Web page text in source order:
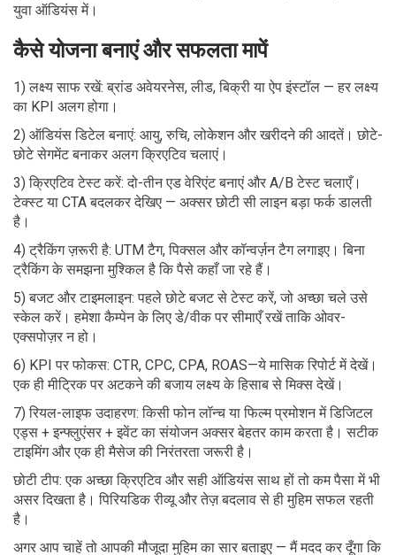
युवा ऑडियंस में।
कैसे योजना बनाएं और सफलता मापें
1) लक्ष्य साफ रखें: ब्रांड अवेयरनेस, लीड, बिक्री या ऐप इंस्टॉल — हर लक्ष्य
का KPI अलग होगा।
2) ऑडियंस डिटेल बनाएं: आयु, रुचि, लोकेशन और खरीदने की आदतें। छोटे-
छोटे सेगमेंट बनाकर अलग क्रिएटिव चलाएं।
3) क्रिएटिव टेस्ट करें: दो-तीन एड वेरिएंट बनाएं और A/B टेस्ट चलाएँ।
टेक्स्ट या CTA बदलकर देखिए — अक्सर छोटी सी लाइन बड़ा फर्क डालती
है।
4) ट्रैकिंग ज़रूरी है: UTM टैग, पिक्सल और कॉन्वर्ज़न टैग लगाइए। बिना
ट्रैकिंग के समझना मुश्किल है कि पैसे कहाँ जा रहे हैं।
5) बजट और टाइमलाइन: पहले छोटे बजट से टेस्ट करें, जो अच्छा चले उसे
स्केल करें। हमेशा कैम्पेन के लिए डे/वीक पर सीमाएँ रखें ताकि ओवर-
एक्सपोज़र न हो।
6) KPI पर फोकस: CTR, CPC, CPA, ROAS—ये मासिक रिपोर्ट में देखें।
एक ही मीट्रिक पर अटकने की बजाय लक्ष्य के हिसाब से मिक्स देखें।
7) रियल-लाइफ उदाहरण: किसी फोन लॉन्च या फिल्म प्रमोशन में डिजिटल
एड्स + इन्फ्लुएंसर + इवेंट का संयोजन अक्सर बेहतर काम करता है। सटीक
टाइमिंग और एक ही मैसेज की निरंतरता जरूरी है।
छोटी टीप: एक अच्छा क्रिएटिव और सही ऑडियंस साथ हों तो कम पैसा में भी
असर दिखता है। पिरियडिक रीव्यू और तेज़ बदलाव से ही मुहिम सफल रहती
है।
अगर आप चाहें तो आपकी मौजूदा मुहिम का सार बताइए — मैं मदद कर दूँगा कि